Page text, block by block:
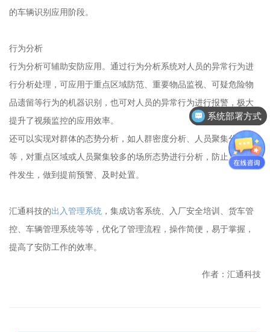
的车辆识别应用阶段。
行为分析
行为分析可辅助安防应用。通过行为分析系统对人员的异常行为进
行分析处理，可应用于重点区域防范、重要物品监视、可疑危险物
品遗留等行为的机器识别，也可对人员的异常行为进行报警，极大
提升了视频监控的应用效率。
还可以实现对群体的态势分析，如人群密度分析、人员聚集分析
等，对重点区域或人员聚集较多的场所态势进行分析，防止人群事
件发生，做到提前预警、及时处置。
汇通科技的出入管理系统 ，集成访客系统、入厂安全培训、货车管
控、车辆管理系统等等，优化了管理流程，操作简便，易于掌握，
提高了安防工作的效率。
作者：汇通科技
系统部署方式